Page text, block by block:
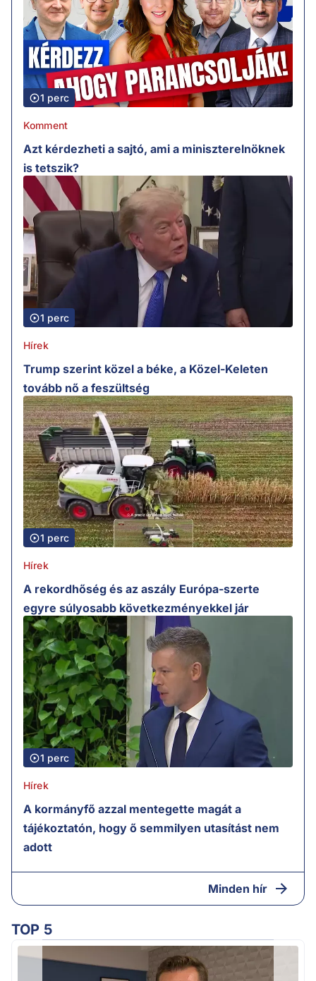
1 perc
Komment
Azt kérdezheti a sajtó, ami a miniszterelnöknek
is tetszik?
1 perc
Hírek
Trump szerint közel a béke, a Közel-Keleten
tovább nő a feszültség
1 perc
Hírek
A rekordhőség és az aszály Európa-szerte
egyre súlyosabb következményekkel jár
1 perc
Hírek
A kormányfő azzal mentegette magát a
tájékoztatón, hogy ő semmilyen utasítást nem
adott
Minden hír
TOP 5